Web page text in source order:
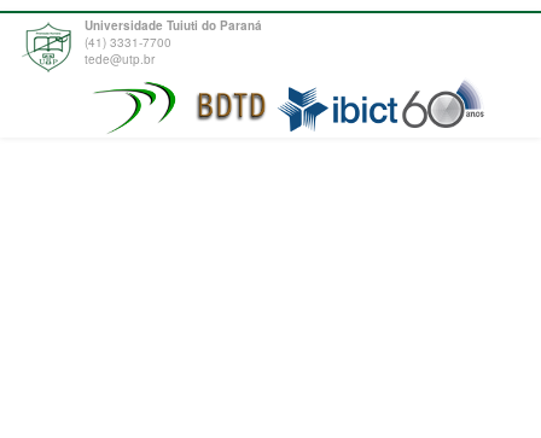
Universidade Tuiuti do Paraná
(41) 3331-7700
tede@utp.br